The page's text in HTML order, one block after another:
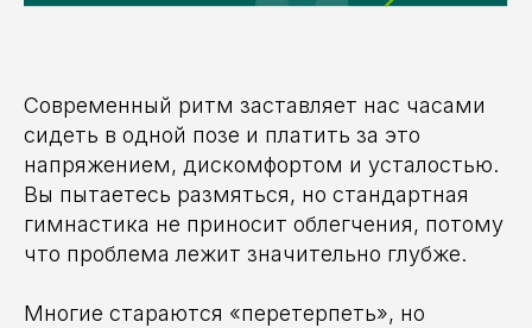
Современный ритм заставляет нас часами
сидеть в одной позе и платить за это
напряжением, дискомфортом и усталостью.
Вы пытаетесь размяться, но стандартная
гимнастика не приносит облегчения, потому
что проблема лежит значительно глубже.
Многие стараются «перетерпеть», но